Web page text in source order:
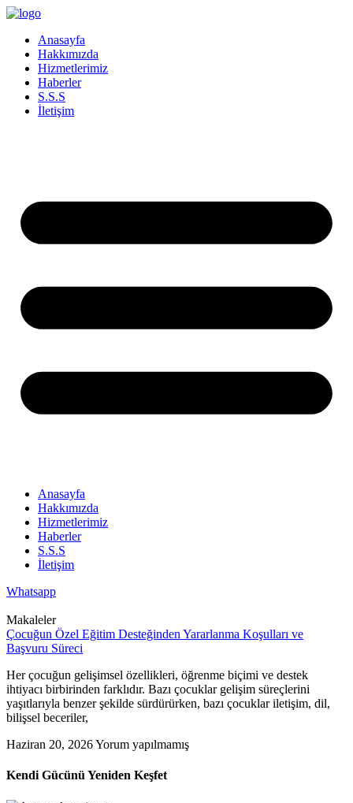
İçeriğe
Anasayfa
Hakkımızda
Hizmetlerimiz
Haberler
S.S.S
İletişim
Anasayfa
Hakkımızda
Hizmetlerimiz
Haberler
S.S.S
İletişim
Whatsapp
Makaleler
Çocuğun Özel Eğitim Desteğinden Yararlanma Koşulları ve
Başvuru Süreci
Her çocuğun gelişimsel özellikleri, öğrenme biçimi ve destek
ihtiyacı birbirinden farklıdır. Bazı çocuklar gelişim süreçlerini
yaşıtlarıyla benzer şekilde sürdürürken, bazı çocuklar iletişim, dil,
bilişsel beceriler,
Haziran 20, 2026Yorum yapılmamış
Kendi Gücünü Yeniden Keşfet